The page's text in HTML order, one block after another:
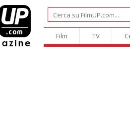
Film TV